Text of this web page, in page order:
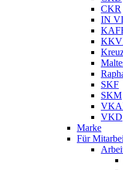
CKR
IN
SKF
SKM
VKD
Marke
Für